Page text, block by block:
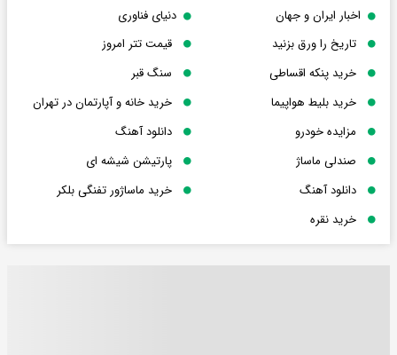
اخبار ایران و جهان
دنیای فناوری
تاریخ را ورق بزنید
قیمت تتر امروز
خرید پنکه اقساطی
سنگ قبر
خرید بلیط هواپیما
خرید خانه و آپارتمان در تهران
مزایده خودرو
دانلود آهنگ
صندلی ماساژ
پارتیشن شیشه ای
دانلود آهنگ
خرید ماساژور تفنگی بلکر
خرید نقره